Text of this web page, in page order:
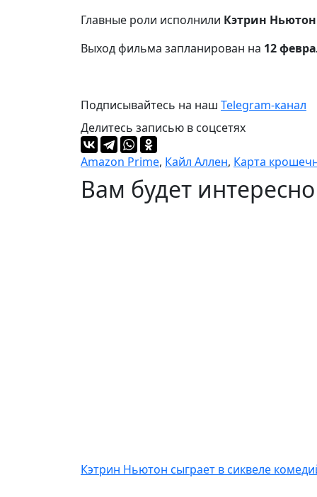
Главные роли исполнили Кэтрин Ньютон
Выход фильма запланирован на 12
Подписывайтесь на наш Telegram-канал
Делитесь записью в соцсетях
Amazon Prime, Кайл Аллен, Карта
Вам будет интересно
Кэтрин Ньютон сыграет в сиквеле